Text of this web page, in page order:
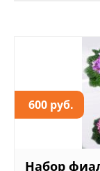
600 руб.
Набор